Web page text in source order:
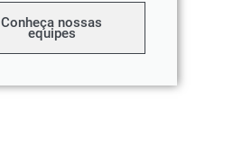
Conheça nossas
equipes